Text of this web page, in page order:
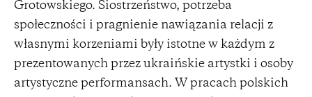
Grotowskiego. Siostrzeństwo, potrzeba
społeczności i pragnienie nawiązania relacji z
własnymi korzeniami były istotne w każdym z
prezentowanych przez ukraińskie artystki i osoby
artystyczne performansach. W pracach polskich